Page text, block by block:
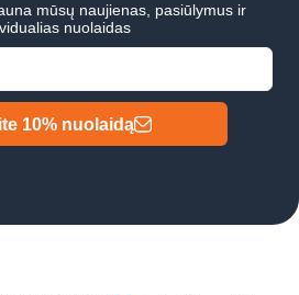
mūsų naujienas, pasiūlymus ir
nuolaidas
10% nuolaidą